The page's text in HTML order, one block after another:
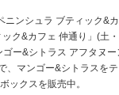
ンシュラ ブティック&
ック&カフェ 仲通り」(土
ー&シトラス アフタヌ
、マンゴー&シトラスを
ックスを販売中。